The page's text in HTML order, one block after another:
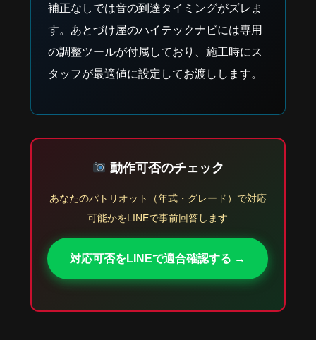
補正なしでは音の到達タイミングがズレま
す。あとづけ屋のハイテックナビには専用
の調整ツールが付属しており、施工時にス
タッフが最適値に設定してお渡しします。
動作可否のチェック
あなたのパトリオット（年式・グレード）で対応
可能かをLINEで事前回答します
対応可否をLINEで適合確認する →